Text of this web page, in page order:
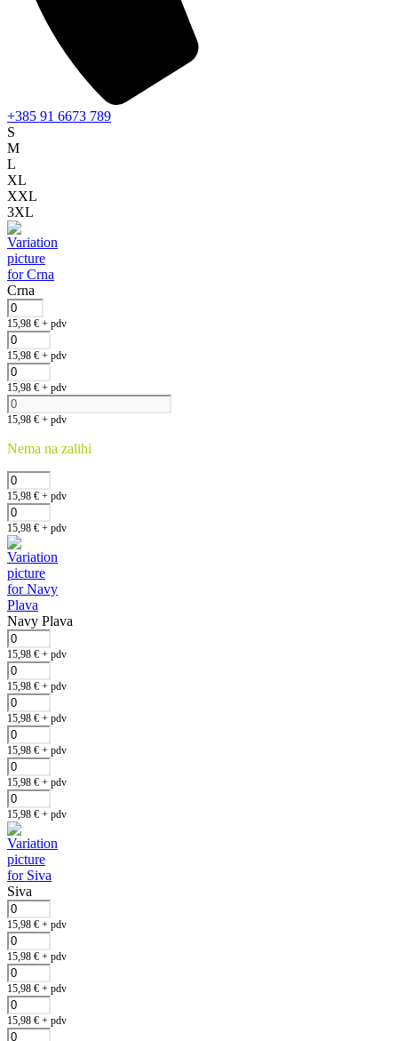
+385 91 6673 789
S
M
L
XL
XXL
3XL
Crna
15,98 € + pdv
15,98 € + pdv
15,98 € + pdv
15,98 € + pdv
Nema na zalihi
15,98 € + pdv
15,98 € + pdv
Navy Plava
15,98 € + pdv
15,98 € + pdv
15,98 € + pdv
15,98 € + pdv
15,98 € + pdv
15,98 € + pdv
Siva
15,98 € + pdv
15,98 € + pdv
15,98 € + pdv
15,98 € + pdv